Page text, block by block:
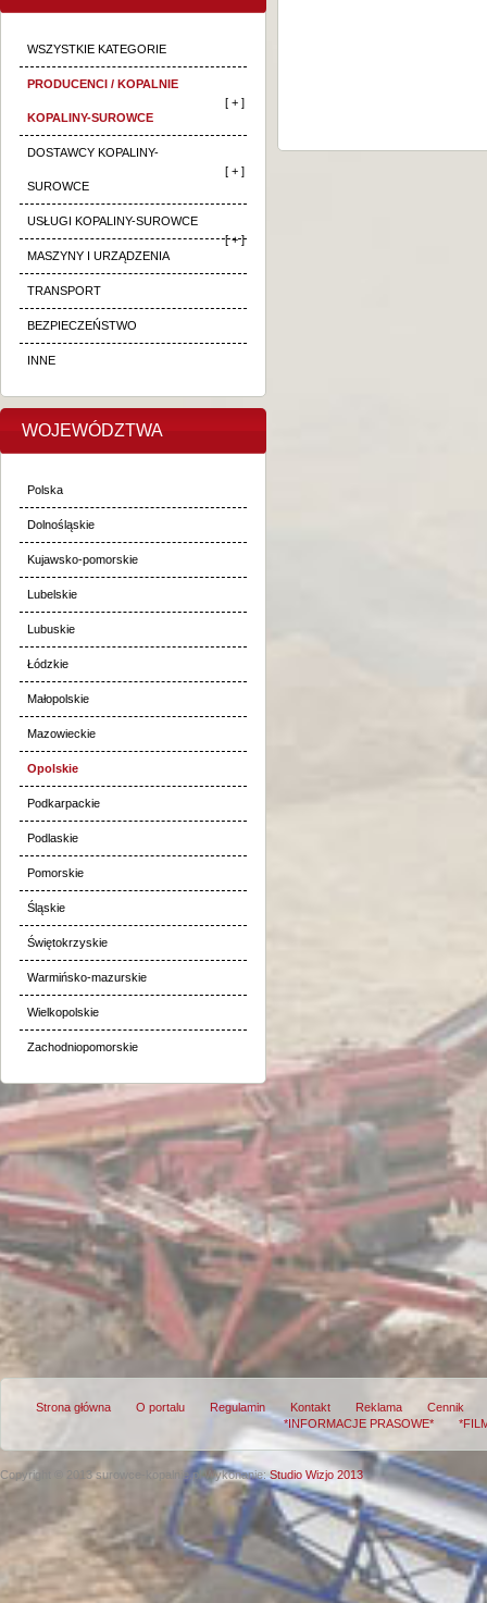
WSZYSTKIE KATEGORIE
PRODUCENCI / KOPALNIE
KOPALINY-SUROWCE
[ + ]
DOSTAWCY KOPALINY-
SUROWCE
[ + ]
USŁUGI KOPALINY-SUROWCE
[ + ]
MASZYNY I URZĄDZENIA
TRANSPORT
BEZPIECZEŃSTWO
INNE
WOJEWÓDZTWA
Polska
Dolnośląskie
Kujawsko-pomorskie
Lubelskie
Lubuskie
Łódzkie
Małopolskie
Mazowieckie
Opolskie
Podkarpackie
Podlaskie
Pomorskie
Śląskie
Świętokrzyskie
Warmińsko-mazurskie
Wielkopolskie
Zachodniopomorskie
Strona główna O portalu Regulamin Kontakt Reklama
Cennik
*INFORMACJE PRASOWE*
Copyright © 2013 surowce-kopalnie.plWykonanie:Studio Wizjo 2013